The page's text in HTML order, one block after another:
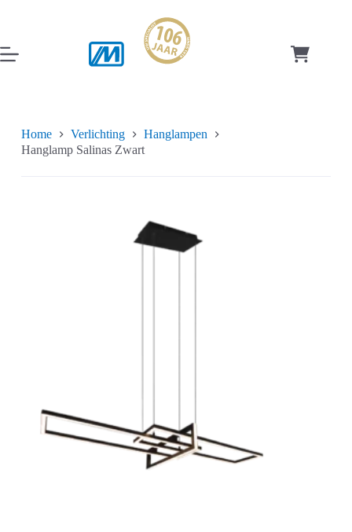
inhoud
Home Verlichting
Hanglampen
Hanglamp Salinas Zwart